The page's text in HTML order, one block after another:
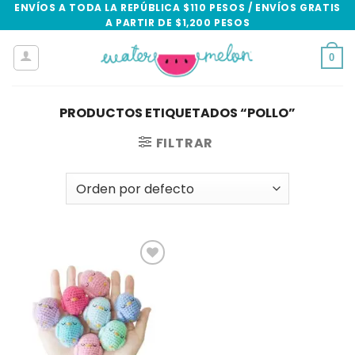
Skip
to
content
ENVÍOS A TODA LA REPÚBLICA $110 PESOS / ENVÍOS GRATIS
A PARTIR DE $1,200 PESOS
0
PRODUCTOS ETIQUETADOS “POLLO”
FILTRAR
Add to
wishlist